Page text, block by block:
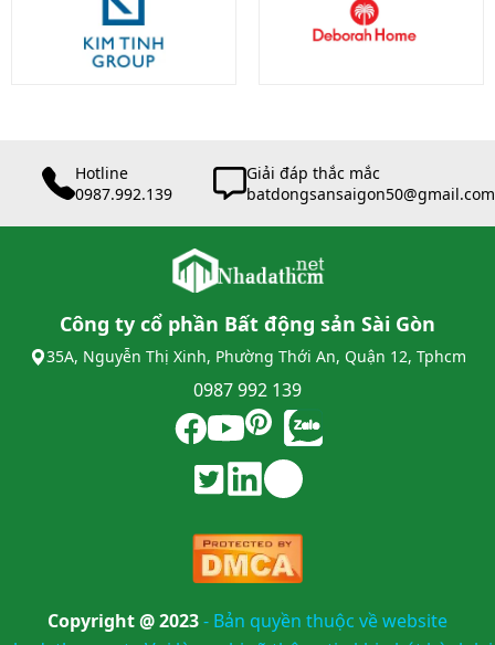
Hotline
0987.992.139
Giải đáp thắc mắc
batdongsansaigon50@gmail.com
Công ty cổ phần Bất động sản Sài Gòn
35A, Nguyễn Thị Xinh, Phường Thới An, Quận 12, Tphcm
0987 992 139
Copyright @ 2023- Bản quyền thuộc về website